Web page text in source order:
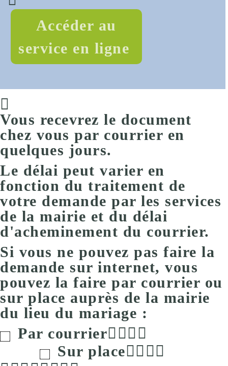
Accéder au
service en ligne
Vous recevrez le document
chez vous par courrier en
quelques jours.
Le délai peut varier en
fonction du traitement de
votre demande par les services
de la mairie et du délai
d'acheminement du courrier.
Si vous ne pouvez pas faire la
demande sur internet, vous
pouvez la faire par courrier ou
sur place auprès de la mairie
du lieu du mariage :
Par courrier
Sur place